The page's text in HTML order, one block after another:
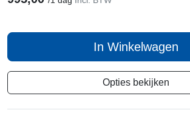
In Winkelwagen
Opties bekijken